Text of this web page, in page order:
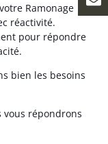
Ramonage
réactivité.
pour répondre
bien les besoins
vous répondrons